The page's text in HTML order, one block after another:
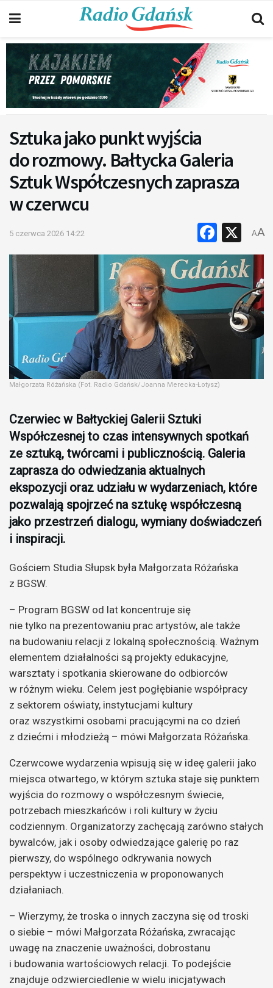
Sztuka jako punkt wyjścia
do rozmowy. Bałtycka Galeria
Sztuk Współczesnych zaprasza
w czerwcu
5 czerwca 2026 14:22 X
AA
Małgorzata Różańska (Fot. Radio Gdańsk/Joanna Merecka-Łotysz)
Czerwiec w Bałtyckiej Galerii Sztuki
Współczesnej to czas intensywnych spotkań
ze sztuką, twórcami i publicznością. Galeria
zaprasza do odwiedzania aktualnych
ekspozycji oraz udziału w wydarzeniach, które
pozwalają spojrzeć na sztukę współczesną
jako przestrzeń dialogu, wymiany doświadczeń
i inspiracji.
Gościem Studia Słupsk była Małgorzata Różańska
z BGSW.
– Program BGSW od lat koncentruje się
nie tylko na prezentowaniu prac artystów, ale także
na budowaniu relacji z lokalną społecznością. Ważnym
elementem działalności są projekty edukacyjne,
warsztaty i spotkania skierowane do odbiorców
w różnym wieku. Celem jest pogłębianie współpracy
z sektorem oświaty, instytucjami kultury
oraz wszystkimi osobami pracującymi na co dzień
z dziećmi i młodzieżą – mówi Małgorzata Różańska.
Czerwcowe wydarzenia wpisują się w ideę galerii jako
miejsca otwartego, w którym sztuka staje się punktem
wyjścia do rozmowy o współczesnym świecie,
potrzebach mieszkańców i roli kultury w życiu
codziennym. Organizatorzy zachęcają zarówno stałych
bywalców, jak i osoby odwiedzające galerię po raz
pierwszy, do wspólnego odkrywania nowych
perspektyw i uczestniczenia w proponowanych
działaniach.
– Wierzymy, że troska o innych zaczyna się od troski
o siebie – mówi Małgorzata Różańska, zwracając
uwagę na znaczenie uważności, dobrostanu
i budowania wartościowych relacji. To podejście
znajduje odzwierciedlenie w wielu inicjatywach